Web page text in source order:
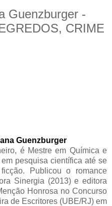
Guenzburger -
CRIME
Guenzburger
é Mestre em Química e
pesquisa científica até se
Publicou o romance
Sinergia (2013) e editora
Honrosa no Concurso
de Escritores (UBE/RJ) em